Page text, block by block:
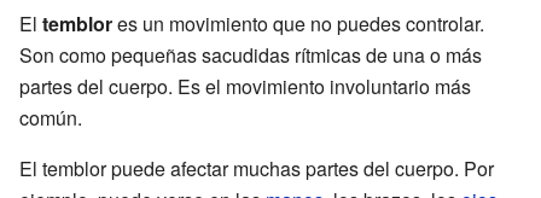
El temblores un movimiento que no puedes controlar.
Son como pequeñas sacudidas rítmicas de una o más
partes del cuerpo. Es el movimiento involuntario más
común.
El temblor puede afectar muchas partes del cuerpo. Por